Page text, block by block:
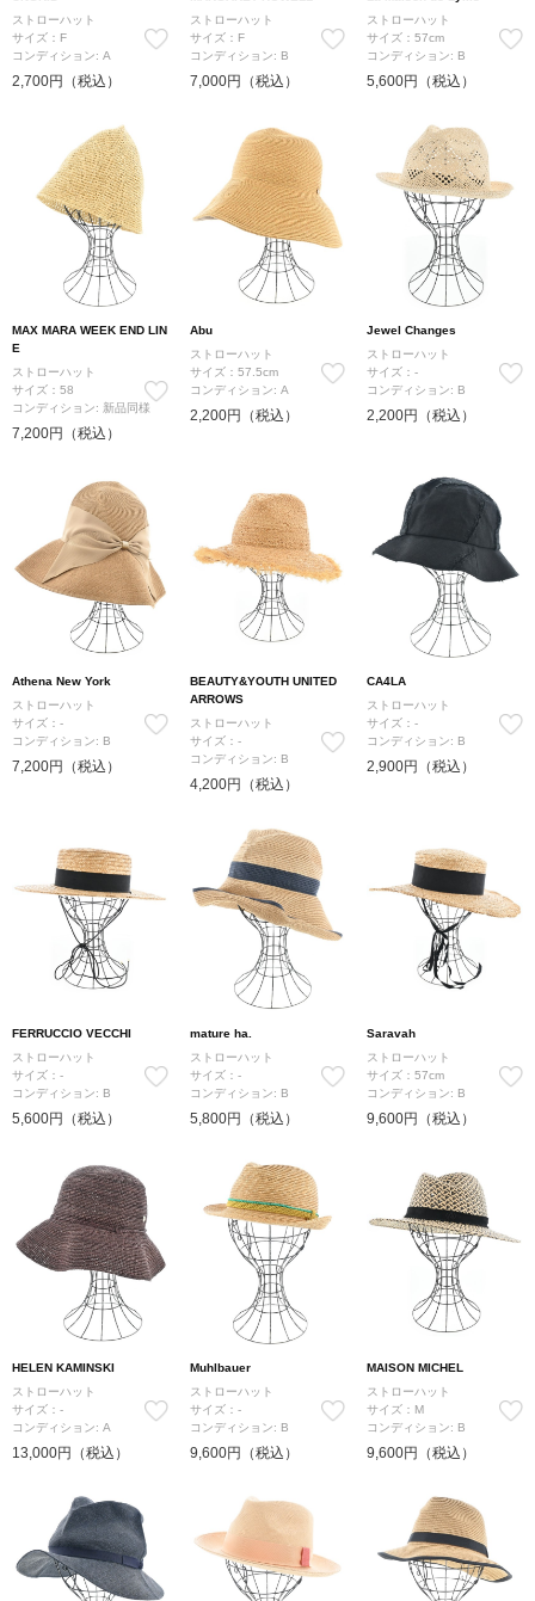
ストローハット
サイズ：F
コンディション: A
2,700円（税込）
ストローハット
サイズ：F
コンディション: B
7,000円（税込）
ストローハット
サイズ：57cm
コンディション: B
5,600円（税込）
MAX MARA WEEK END LIN
E
ストローハット
サイズ：58
コンディション: 新品同様
7,200円（税込）
Abu
ストローハット
サイズ：57.5cm
コンディション: A
2,200円（税込）
Jewel Changes
ストローハット
サイズ：-
コンディション: B
2,200円（税込）
Athena New York
ストローハット
サイズ：-
コンディション: B
7,200円（税込）
BEAUTY&YOUTH UNITED
ARROWS
ストローハット
サイズ：-
コンディション: B
4,200円（税込）
CA4LA
ストローハット
サイズ：-
コンディション: B
2,900円（税込）
FERRUCCIO VECCHI
ストローハット
サイズ：-
コンディション: B
5,600円（税込）
mature ha.
ストローハット
サイズ：-
コンディション: B
5,800円（税込）
Saravah
ストローハット
サイズ：57cm
コンディション: B
9,600円（税込）
HELEN KAMINSKI
ストローハット
サイズ：-
コンディション: A
13,000円（税込）
Muhlbauer
ストローハット
サイズ：-
コンディション: B
9,600円（税込）
MAISON MICHEL
ストローハット
サイズ：M
コンディション: B
9,600円（税込）